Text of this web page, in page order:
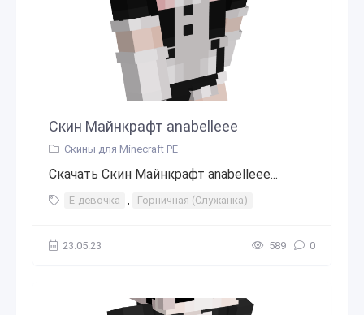
Скин Майнкрафт anabelleee
Скины для Minecraft PE
Скачать Скин Майнкрафт anabelleee...
Е-девочка , Горничная (Служанка)
23.05.23 589 0